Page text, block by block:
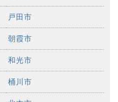
戸田市
朝霞市
和光市
桶川市